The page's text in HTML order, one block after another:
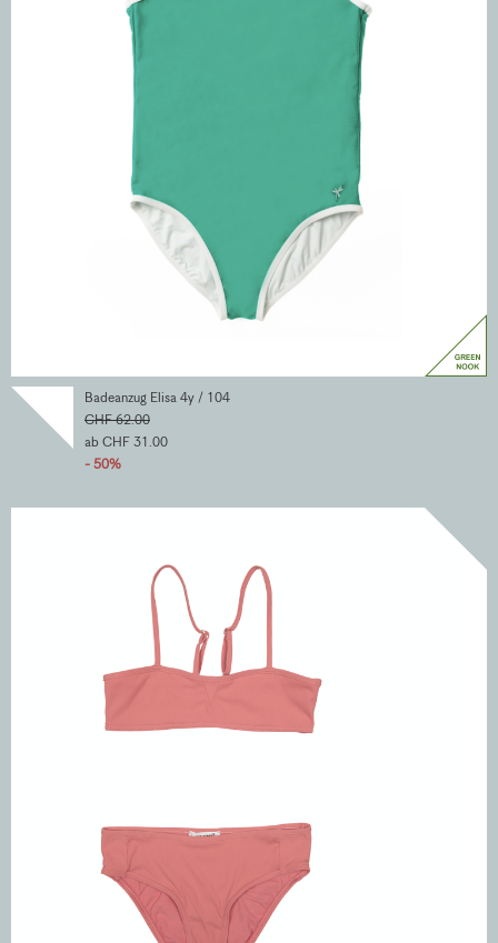
Badeanzug Elisa 4y / 104
CHF 62.00
ab CHF 31.00
- 50%